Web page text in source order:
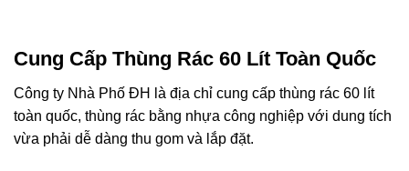
Cung Cấp Thùng Rác 60 Lít Toàn Quốc
Công ty Nhà Phố ĐH là địa chỉ cung cấp thùng rác 60 lít
toàn quốc, thùng rác bằng nhựa công nghiệp với dung tích
vừa phải dễ dàng thu gom và lắp đặt.